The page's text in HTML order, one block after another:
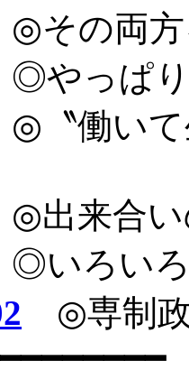
その両
やっぱり
〝働いて
出来合い
いろい
◎専制